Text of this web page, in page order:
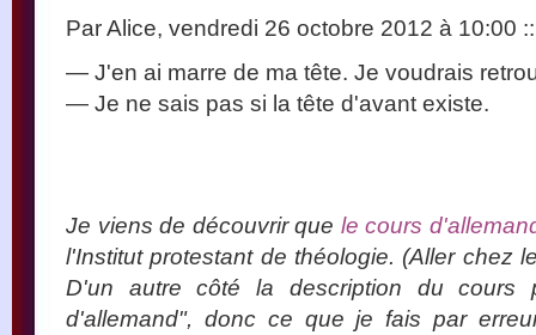
Par Alice, vendredi 26 octobre 2012 à 10:00 ::
— J'en ai marre de ma tête. Je voudrais
— Je ne sais pas si la tête d'avant existe.
Je viens de découvrir que le cours
l'Institut protestant de théologie. (Aller chez
D'un autre côté la description du cours
d'allemand", donc ce que je fais par